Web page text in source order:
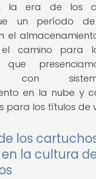
la era de los
un período
el
camino para
que
con
en la nube y
para los títulos de
los
la cultura